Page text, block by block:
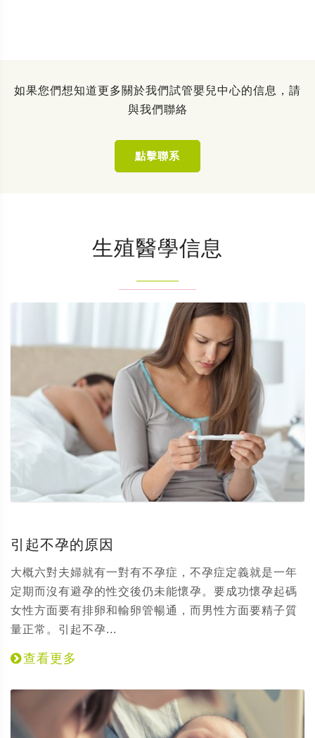
如果您們想知道更多關於我們試管嬰兒中心的信息，請
與我們聯絡
點擊聯系
生殖醫學信息
引起不孕的原因
大概六對夫婦就有一對有不孕症，不孕症定義就是一年
定期而沒有避孕的性交後仍未能懷孕。要成功懷孕起碼
女性方面要有排卵和輸卵管暢通，而男性方面要精子質
量正常。引起不孕...
查看更多